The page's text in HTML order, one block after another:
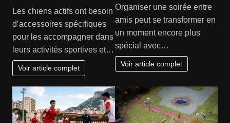
Les chiens actifs ont besoin
d’accessoires spécifiques
pour les accompagner dans
leurs activités sportives et…
Voir article complet
Organiser une soirée entre
amis peut se transformer en
un moment encore plus
spécial avec…
Voir article complet